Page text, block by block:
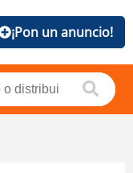
¡Pon un anuncio!